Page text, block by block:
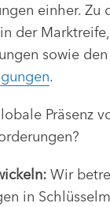
einher. Zu
der
sowie den
.
Präsenz
Wir
in